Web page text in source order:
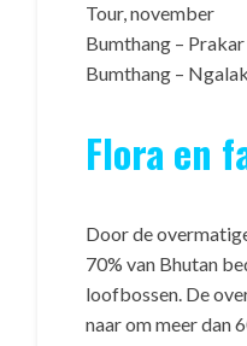
Tour, november
Bumthang –
Bumthang –
Flora en
Door de
70% van Bhutan
loofbossen. De
naar om meer dan